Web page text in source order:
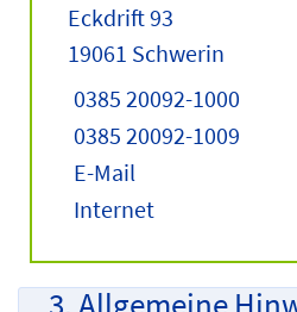
Eckdrift 93
19061 Schwerin
0385 20092-1000
0385 20092-1009
E-Mail
Internet
3. Allgemeine